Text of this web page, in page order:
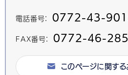
電話番号： 0772-43-
FAX番号： 0772-46-
このページに関す